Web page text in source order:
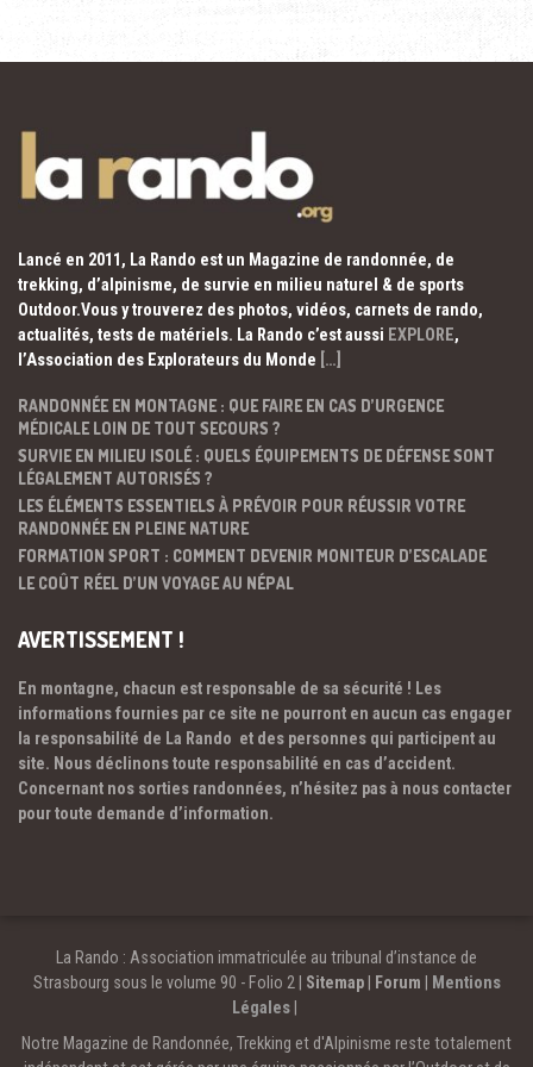
Lancé en 2011, La Rando est un Magazine de randonnée, de
trekking, d’alpinisme, de survie en milieu naturel & de sports
Outdoor.Vous y trouverez des photos, vidéos, carnets de rando,
actualités, tests de matériels. La Rando c’est aussi EXPLORE,
l’Association des Explorateurs du Monde […]
RANDONNÉE EN MONTAGNE : QUE FAIRE EN CAS D’URGENCE
MÉDICALE LOIN DE TOUT SECOURS ?
SURVIE EN MILIEU ISOLÉ : QUELS ÉQUIPEMENTS DE DÉFENSE SONT
LÉGALEMENT AUTORISÉS ?
LES ÉLÉMENTS ESSENTIELS À PRÉVOIR POUR RÉUSSIR VOTRE
RANDONNÉE EN PLEINE NATURE
FORMATION SPORT : COMMENT DEVENIR MONITEUR D’ESCALADE
LE COÛT RÉEL D’UN VOYAGE AU NÉPAL
AVERTISSEMENT !
En montagne, chacun est responsable de sa sécurité ! Les
informations fournies par ce site ne pourront en aucun cas engager
la responsabilité de La Rando et des personnes qui participent au
site. Nous déclinons toute responsabilité en cas d’accident.
Concernant nos sorties randonnées, n’hésitez pas à nous contacter
pour toute demande d’information.
La Rando : Association immatriculée au tribunal d’instance de
Strasbourg sous le volume 90 - Folio 2 | Sitemap| Forum
Mentions
Légales
Notre Magazine de Randonnée, Trekking et d'Alpinisme reste totalement